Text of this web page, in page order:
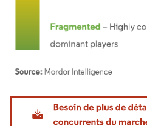
Image © Mordor Intelligence. La